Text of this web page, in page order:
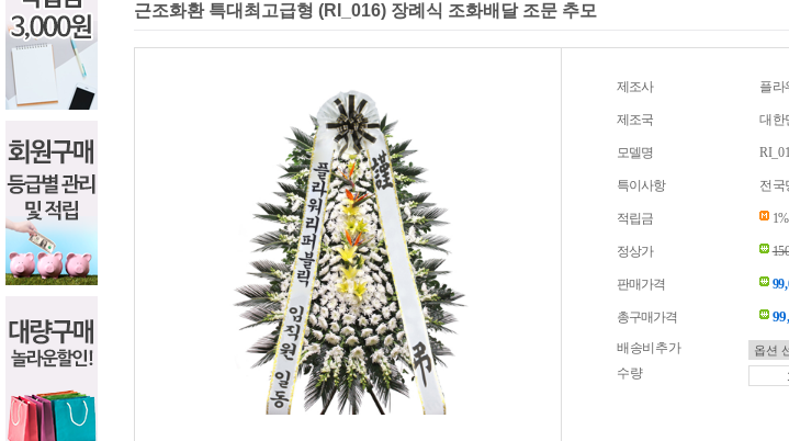
근조화환 특대최고급형 (RI_016) 장례식 조화배달 조문 추모
제조사 플라
제조국 대한
모델명
특이사항 전국
적립금 1%
정상가
판매가격
총구매가격
배송비추가
수량